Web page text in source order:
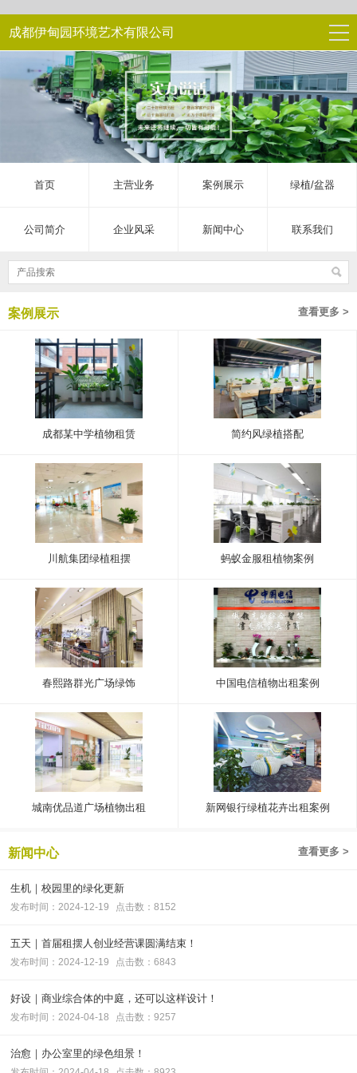
成都伊甸园环境艺术有限公司
首页 主营业务 案例展示 绿植/盆器
公司简介 企业风采 新闻中心 联系我们
查看更多 >
案例展示
成都某中学植物租赁 简约风绿植搭配
川航集团绿植租摆 蚂蚁金服租植物案例
春熙路群光广场绿饰 中国电信植物出租案例
城南优品道广场植物出租 新网银行绿植花卉出租案例
查看更多 >
新闻中心
生机｜校园里的绿化更新
发布时间：2024-12-19 点击数：8152
五天｜首届租摆人创业经营课圆满结束！
发布时间：2024-12-19 点击数：6843
好设｜商业综合体的中庭，还可以这样设计！
发布时间：2024-04-18 点击数：9257
治愈｜办公室里的绿色组景！